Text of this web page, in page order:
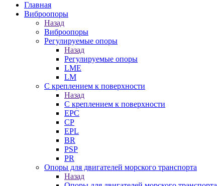
Главная
Виброопоры
Назад
Виброопоры
Регулируемые опоры
Назад
Регулируемые опоры
LME
LM
С креплением к поверхности
Назад
С креплением к поверхности
EPC
CP
EPL
BR
PSP
PR
Опоры для двигателей морского транспорта
Назад